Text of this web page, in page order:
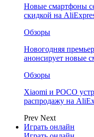
Новые смартфоны
скидкой на
Обзоры
Новогодняя
анонсирует новые
Обзоры
Xiaomi и POCO
распродажу на
Prev Next
Играть онлайн